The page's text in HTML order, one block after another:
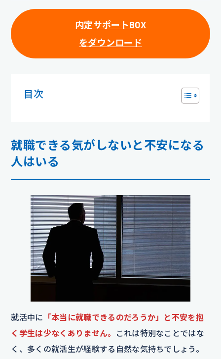
内定サポートBOX
をダウンロード
目次
就職できる気がしないと不安になる
人はいる
就活中に
「本当に就職できるのだろうか」と不安を抱
く学生は少なくありません。
これは特別なことではな
く、多くの就活生が経験する自然な気持ちでしょう。